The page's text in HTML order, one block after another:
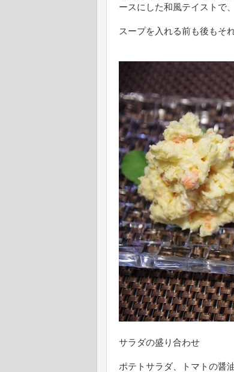
ースにした和風テイストで
スープを入れる前も後もそ
サラダの盛り合わせ
ポテトサラダ、トマトの醤